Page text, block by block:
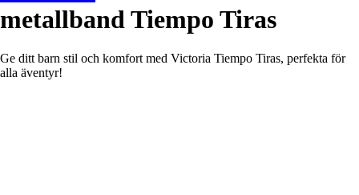
metallband Tiempo Tiras
Ge ditt barn stil och komfort med Victoria Tiempo Tiras, perfekta för
alla äventyr!